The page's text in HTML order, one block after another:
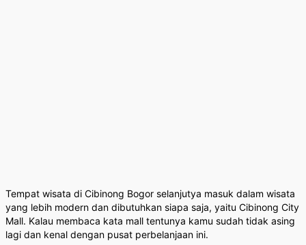
Tempat wisata di Cibinong Bogor selanjutya masuk dalam wisata
yang lebih modern dan dibutuhkan siapa saja, yaitu Cibinong City
Mall. Kalau membaca kata mall tentunya kamu sudah tidak asing
lagi dan kenal dengan pusat perbelanjaan ini.